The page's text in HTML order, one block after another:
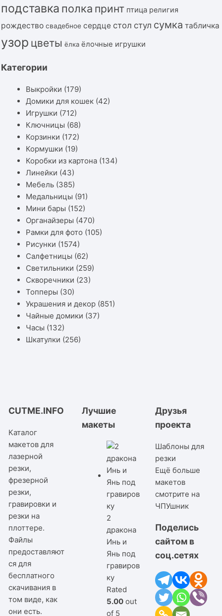
подставка полка принт птица религия
рождество свадебное сердце стол стул сумка табличка
узор цветы ёлка ёлочные игрушки
Категории
Выкройки (179)
Домики для кошек (42)
Игрушки (712)
Ключницы (68)
Корзинки (172)
Кормушки (19)
Коробки из картона (134)
Линейки (43)
Мебель (385)
Медальницы (91)
Мини бары (152)
Органайзеры (470)
Рамки для фото (105)
Рисунки (1574)
Салфетницы (62)
Светильники (259)
Скворечники (23)
Топперы (30)
Украшения и декор (851)
Чайные домики (37)
Часы (132)
Шкатулки (256)
CUTME.INFO
Каталог
макетов для
лазерной
резки,
фрезерной
резки,
гравировки и
резки на
плоттере.
Файлы
предоставляют
ся для
бесплатного
скачивания в
том виде, как
они есть.
Лучшие
макеты
2
дракона
Инь и
Янь под
гравиров
ку
Rated
5.00 out
of 5
Друзья
проекта
Шаблоны для
резки
Ещё больше
макетов
смотрите на
ЧПУшник
Поделись
сайтом в
соц.сетях